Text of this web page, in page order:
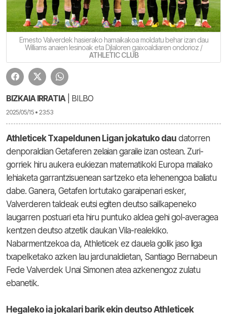
Ernesto Valverdek hasierako hamaikakoa moldatu behar izan dau
Williams anaien lesinoak eta Djlaloren gaixoaldiaren ondorioz /
ATHLETIC CLUB
BIZKAIA IRRATIA | BILBO
2025/05/15 • 23:53
Athleticek Txapeldunen Ligan jokatuko dau datorren
denporaldian Getaferen zelaian garaile izan ostean. Zuri-
gorriek hiru aukera eukiezan matematikoki Europa mailako
lehiaketa garrantzisuenean sartzeko eta lehenengoa baliatu
dabe. Ganera, Getafen lortutako garaipenari esker,
Valverderen taldeak eutsi egiten deutso sailkapeneko
laugarren postuari eta hiru puntuko aldea gehi gol-averagea
kentzen deutso atzetik daukan Vila-realekiko.
Nabarmentzekoa da, Athleticek ez dauela golik jaso liga
txapelketako azken lau jardunaldietan, Santiago Bernabeun
Fede Valverdek Unai Simonen atea azkenengoz zulatu
ebanetik.
Hegaleko ia jokalari barik ekin deutso Athleticek